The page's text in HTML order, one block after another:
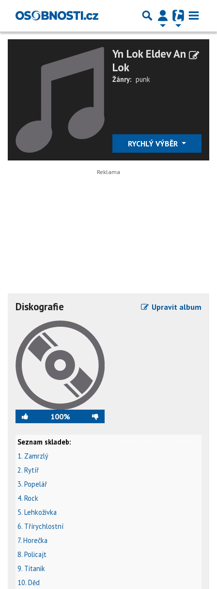
Yn Lok Eldev An
Lok
Žánry: punk
RYCHLÝ VÝBĚR
Diskografie Upravit album
100%
Seznam skladeb:
1. Zamrzlý
2. Rytíř
3. Popelář
4. Rock
5. Lehkoživka
6. Třírychlostní
7. Horečka
8. Policajt
9. Titanik
10. Děd